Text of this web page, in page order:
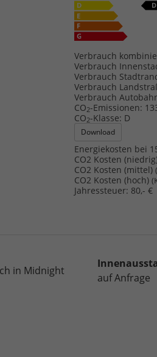
Verbrauch
Verbrauch
Verbrauch
Verbrauch
Verbrauch
CO2-Emissionen:
CO2-Klasse: D
Download
Energiekosten bei
CO2 Kosten
CO2 Kosten (mittel)
CO2 Kosten (hoch)
Jahressteuer: 80,- €
in Midnight
auf Anfrage